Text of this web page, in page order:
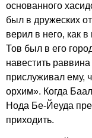
основанного
был в дружеских
верил в него, как
Тов был в его
навестить
прислуживал ему,
орхим». Когда
Нода Бе-Йеуда
приходить.